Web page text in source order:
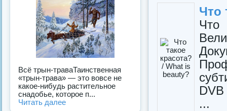
Что
Что
...
Всё трын-траваТаинственная
«трын-трава» — это вовсе не
какое-нибудь растительное
снадобье, которое п...
Читать далее